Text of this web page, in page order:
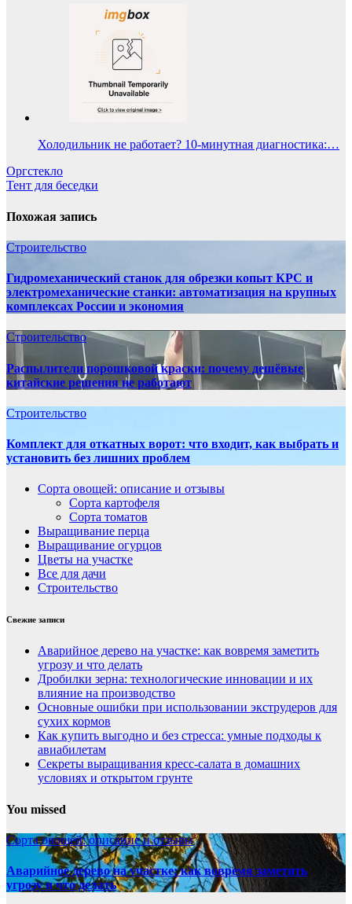
Холодильник не работает? 10-минутная диагностика:…
Навигация
по
записям
Оргстекло
Тент для беседки
Похожая запись
Строительство
Гидромеханический станок для обрезки копыт КРС и
электромеханические станки: автоматизация на крупных
комплексах России и экономия
Строительство
Распылители порошковой краски: почему дешёвые
китайские решения не работают
Строительство
Комплект для откатных ворот: что входит, как выбрать и
установить без лишних проблем
Сорта овощей: описание и отзывы
Сорта картофеля
Сорта томатов
Выращивание перца
Выращивание огурцов
Цветы на участке
Все для дачи
Строительство
Свежие записи
Аварийное дерево на участке: как вовремя заметить
угрозу и что делать
Дробилки зерна: технологические инновации и их
влияние на производство
Основные ошибки при использовании экструдеров для
сухих кормов
Как купить выгодно и без стресса: умные подходы к
авиабилетам
Секреты выращивания кресс-салата в домашних
условиях и открытом грунте
You missed
Сорта овощей: описание и отзывы
Аварийное дерево на участке: как вовремя заметить
угрозу и что делать